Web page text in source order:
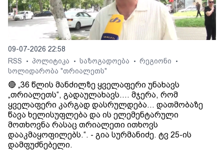
09-07-2026 22:58
RSS
• პოლიტიკა • საზოგადოება • რეგიონი •
სოლიდარობა "თრიალეთს"
🔴 „36 წლის მანძილზე ყველაფერი უნახავს
„თრიალეთს“, გადაულახავს.... მჯერა, რომ
ყველაფერი კარგად დასრულდება... დათმობაზე
წავა ხელისუფლება და ის ელემენტარული
მოთხოვნა რასაც თრიალეთი ითხოვს
დააკმაყოფილებს.“. - გია სურმანიძე. ტვ 25-ის
დამფუძნებელი.